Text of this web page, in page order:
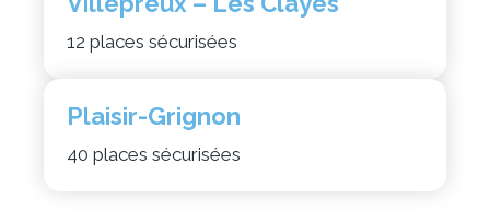
12 places sécurisées
Plaisir-Grignon
40 places sécurisées